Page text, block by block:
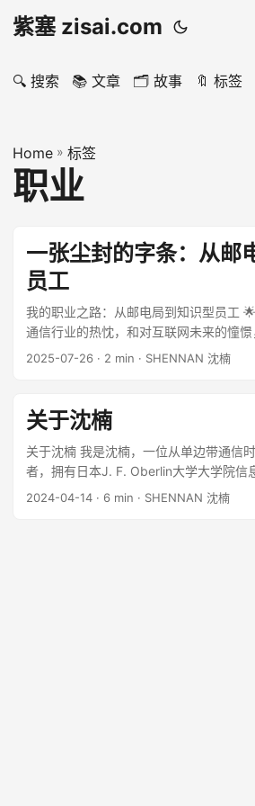
紫塞 zisai.com
🔍 搜索 📚 文章 🗂️ 故事 🔖 标签
Home » 标签
职业
一张尘封的字条：从邮
员工
我的职业之路：从邮电局到知识型员工
通信行业的热忱，和对互联网未来的憧
局，开始了我的职业生涯。记得当年还有
的学习和工作。💻 ...
2025-07-26 · 2 min · SHENNAN 沈楠
关于沈楠
关于沈楠 我是沈楠，一位从单边带通信
者，拥有日本J. F. Oberlin大学大学院信
1994年的点对点通信到2024年的集团物
2024-04-14 · 6 min · SHENNAN 沈楠